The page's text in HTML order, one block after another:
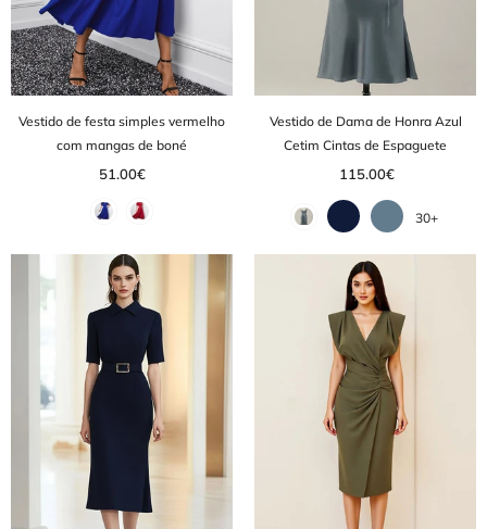
Vestido de festa simples vermelho
com mangas de boné
51.00€
Vestido de Dama de Honra Azul
Cetim Cintas de Espaguete
115.00€
30+